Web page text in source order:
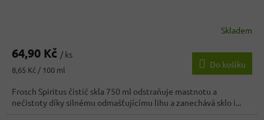
produktu
3,0
z
5
hvězdiček.
Skladem
64,90 Kč / ks
Měrná
8,65 Kč / 100 ml
Do košíku
Frosch Spiritus čistič skla 750 ml odstraňuje mastnotu a
nečistoty díky silnému odmašťujícímu lihu a zanechává sklo i...